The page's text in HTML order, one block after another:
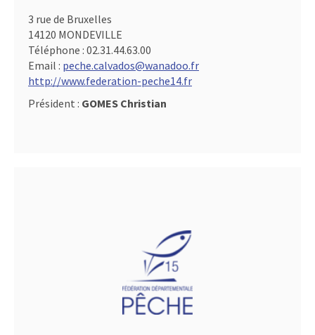
3 rue de Bruxelles
14120 MONDEVILLE
Téléphone : 02.31.44.63.00
Email : peche.calvados@wanadoo.fr
http://www.federation-peche14.fr
Président : GOMES Christian